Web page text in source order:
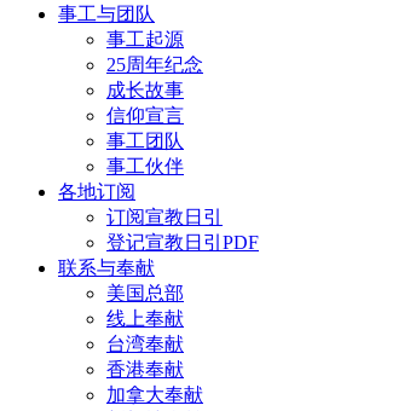
事工与团队
事工起源
25周年纪念
成长故事
信仰宣言
事工团队
事工伙伴
各地订阅
订阅宣教日引
登记宣教日引PDF
联系与奉献
美国总部
线上奉献
台湾奉献
香港奉献
加拿大奉献